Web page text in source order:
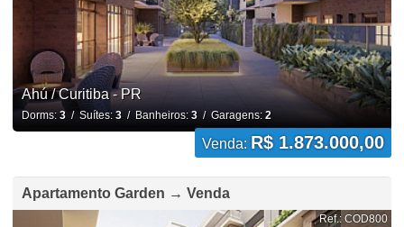
Ahú / Curitiba - PR
Dorms: 3/ Suítes: 3/ Banheiros: 3/ Garagens: 2
Venda: R$ 1.873.000,00
Apartamento Garden → Venda
Ref.: COD800